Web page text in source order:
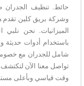
حائط. تنظيف الجدران
وشركة بريق كلين تقدم
الميزانيات. نحن نلبي
باستخدام أدوات
تواصل معنا الآن
وقت قياسي وبأعلى